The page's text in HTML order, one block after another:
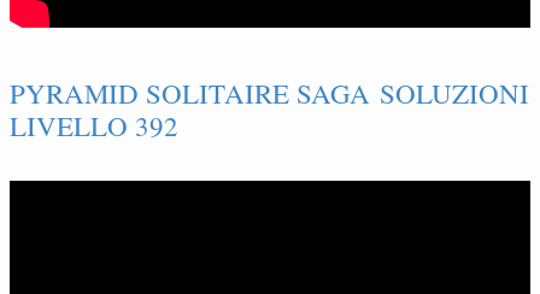
PYRAMID SOLITAIRE SAGA SOLUZIONI
LIVELLO 392